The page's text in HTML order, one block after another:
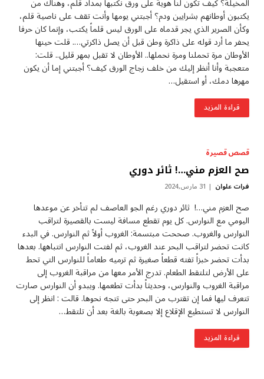
المخيلة؟ كيف تكون لنا هوية على ورق نكتبها بمداد قلم، وهناك من
يكتبون أوطانهم بشرايين ودم؟ أجبتني يومها وأنت تقف على ناصية قلم،
وكأن الصرير الذي يجر قدماه على الورق ليس قلماً يكتب، وإنما كان حرفا
يحفر ما أرد قوله على ذاكرة وطن قبل أن يصل ذاكرتي…. قلت حينها
الأوطان مرة تحملنا ومرة نحملها.. الأوطان لا تقبل بمهر قليل.. قلت:
متعجبة وأنا أنظر إليك من خلف زجاج الورق كيف؟ أجبتني إما أن يكون
مهرها دمك، أو استقيل…
قراءة المزيد
قصص قصيرة
صح العزم مني…! ثائر دوري
فرات علوان 31 مارس,2024
صح العزم مني…! ثائر دوري رغم الجو العاصف لم تتأخر عن موعدها
اليومي مع النوارس. كل يوم تقطع مسافة ليست بالقصيرة لتراقب
النوارس والغروب. صححت مبتسمة: الغروب أولاً ثم النوارس. في البدء
كانت تحضر لتراقب البحر عند الغروب، ثم لفتت النوارس انتباهها. بعدها
بدأت تحضر خبزاً تفته قطعاً صغيرة ثم ترميه طعاماً للنوارس التي تحط
على الأرض لتلتقط الطعام. تدرج الأمر معها من مراقبة الغروب إلى
مراقبة الغروب والنوارس، وحديثاً بدأت تطعمها. ويبدو أن النوارس صارت
تتعرف ليها فما إن تقترب من البحر حتى تتجه نحوها. قالت : انظر إلى
النوارس لا تستطيع الإقلاع إلا بصعوبة بالغة بعد أن تلتقط…
قراءة المزيد